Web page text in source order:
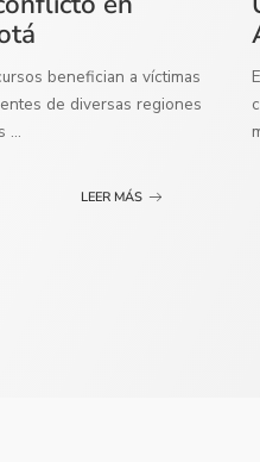
benefician a víctimas
de diversas regiones
...
LEER MÁS